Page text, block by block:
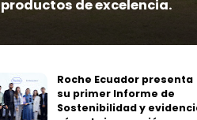
su primer Informe de
Sostenibilidad y
cómo la innovación en